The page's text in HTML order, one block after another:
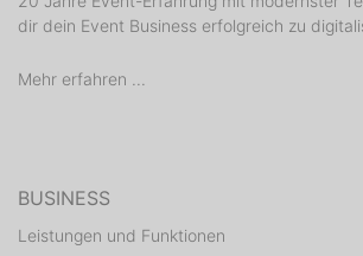
dir dein Event Business erfolgreich zu
Mehr erfahren ...
BUSINESS
Leistungen und Funktionen